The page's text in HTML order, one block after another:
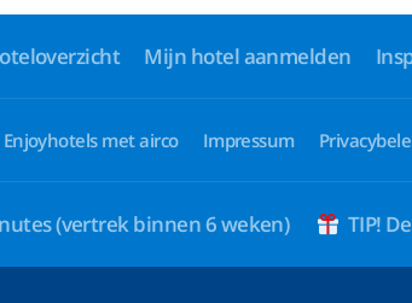
Mijn hotel aanmelden
Enjoyhotels met airco Impressum
(vertrek binnen 6 weken) TIP!